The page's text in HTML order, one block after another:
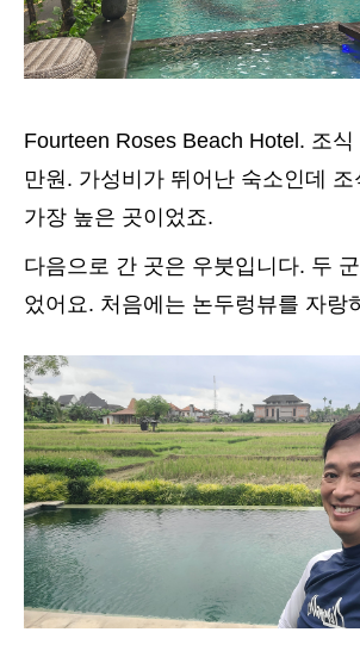
Fourteen Roses Beach Hotel. 조
만원. 가성비가 뛰어난 숙소인데
가장 높은 곳이었죠.
다음으로 간 곳은 우붓입니다. 두
었어요. 처음에는 논두렁뷰를 자랑